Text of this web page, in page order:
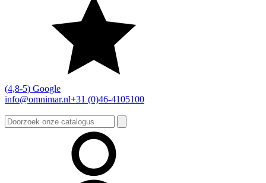
(4,8-5) Google
info@omnimar.nl+31 (0)46-4105100
Zoeken
naar: